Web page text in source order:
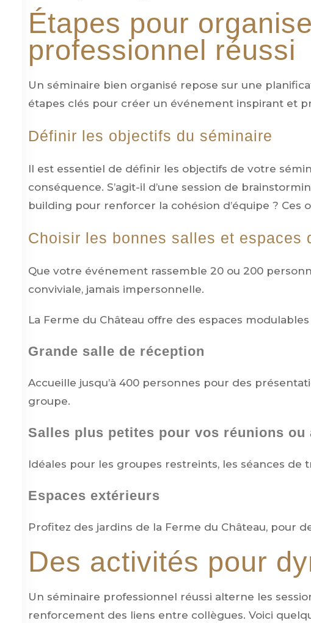
Étapes pour
professionnel réussi
Un séminaire bien organisé repose sur une
étapes clés pour créer un événement inspirant et
Définir les objectifs du séminaire
Il est essentiel de définir les objectifs de votre
conséquence. S’agit-il d’une session de
building pour renforcer la cohésion d’équipe ?
Choisir les bonnes salles et espaces
Que votre événement rassemble 20 ou 200
conviviale, jamais impersonnelle.
La Ferme du Château offre des espaces
Grande salle de réception
Accueille jusqu’à 400 personnes pour des
groupe.
Salles plus petites pour vos réunions ou
Idéales pour les groupes restreints, les séances de
Espaces extérieurs
Profitez des jardins de la Ferme du Château, pour
Des activités pour
Un séminaire professionnel réussi alterne les
renforcement des liens entre collègues. Voici